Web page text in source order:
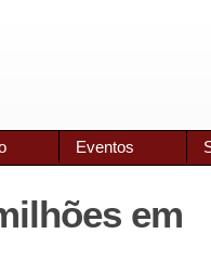
Eventos
em